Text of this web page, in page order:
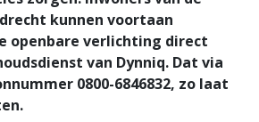
kunnen voortaan
openbare verlichting direct
van Dynniq. Dat via
0800-6846832, zo laat